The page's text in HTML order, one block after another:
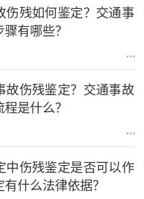
伤残如何鉴定？交通事
有哪些？
故伤残鉴定？交通事故
是什么？
中伤残鉴定是否可以作
什么法律依据？